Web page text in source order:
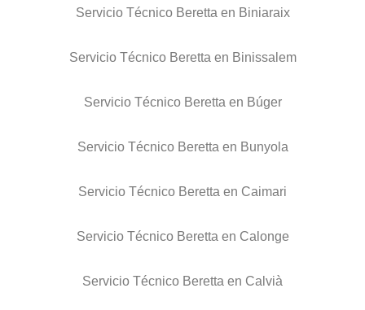
Servicio Técnico Beretta en Biniaraix
Servicio Técnico Beretta en Binissalem
Servicio Técnico Beretta en Búger
Servicio Técnico Beretta en Bunyola
Servicio Técnico Beretta en Caimari
Servicio Técnico Beretta en Calonge
Servicio Técnico Beretta en Calvià